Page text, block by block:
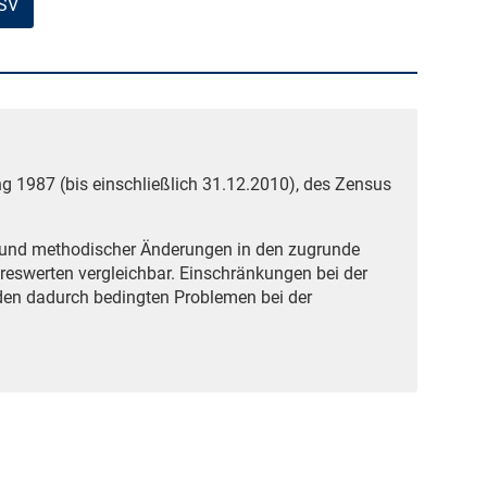
1987 (bis einschließlich 31.12.2010), des Zensus
methodischer Änderungen in den zugrunde
vergleichbar. Einschränkungen bei der
dadurch bedingten Problemen bei der